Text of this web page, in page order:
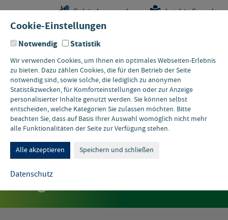
Kontakt
Gebärdensprache Leichte Sprache
Zirkeltraining – Mit
Kreislaufwirtschaft fit für
morgen
Cookie-Einstellungen
Notwendig Statistik
Wir verwenden Cookies, um Ihnen ein optimales Webseiten-Erlebnis
zu bieten. Dazu zählen Cookies, die für den Betrieb der Seite
notwendig sind, sowie solche, die lediglich zu anonymen
Statistikzwecken, für Komforteinstellungen oder zur Anzeige
personalisierter Inhalte genutzt werden. Sie können selbst
entscheiden, welche Kategorien Sie zulassen möchten. Bitte
beachten Sie, dass auf Basis Ihrer Auswahl womöglich nicht mehr
alle Funktionalitäten der Seite zur Verfügung stehen.
Alle akzeptieren Speichern und schließen
Datenschutz